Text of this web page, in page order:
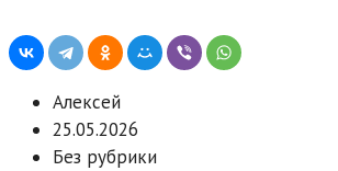
Алексей
25.05.2026
Без рубрики